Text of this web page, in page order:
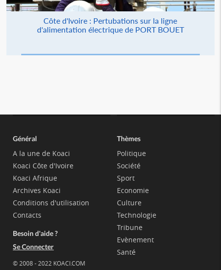
Côte d'Ivoire : Pertubations sur la ligne
d'alimentation électrique de PORT BOUET
Général
A la une de Koaci
Koaci Côte d'Ivoire
Koaci Afrique
Archives Koaci
Conditions d'utilisation
Contacts
Besoin d'aide ?
Se Connecter
© 2008 - 2022 KOACI.COM
Thèmes
Politique
Société
Sport
Economie
Culture
Technologie
Tribune
Evènement
Santé